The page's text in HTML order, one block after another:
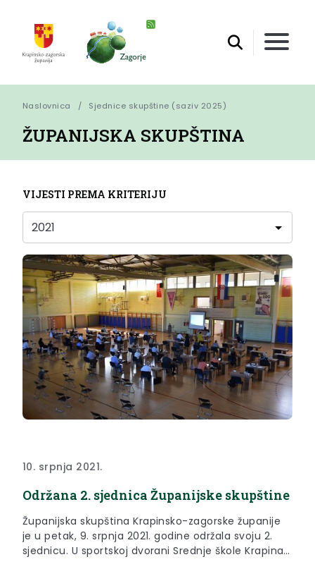
Naslovnica Sjednice skupštine (saziv 2025)
ŽUPANIJSKA SKUPŠTINA
VIJESTI PREMA KRITERIJU
10. srpnja 2021.
Održana 2. sjednica Županijske skupštine
Županijska skupština Krapinsko-zagorske županije
je u petak, 9. srpnja 2021. godine održala svoju 2.
sjednicu. U sportskoj dvorani Srednje škole Krapina